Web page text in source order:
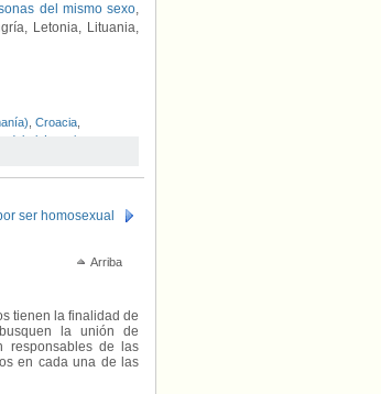
del mismo sexo,
Letonia, Lituania,
Croacia
Letonia
ser homosexual
Arriba
tienen la finalidad de
la unión de
responsables de las
en cada una de las